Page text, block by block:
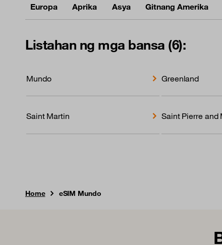
Europa Aprika Asya Gitnang Amerika
Listahan ng mga bansa (6):
Mundo Greenland
Saint Martin Saint Pierre and
Home eSIM Mundo